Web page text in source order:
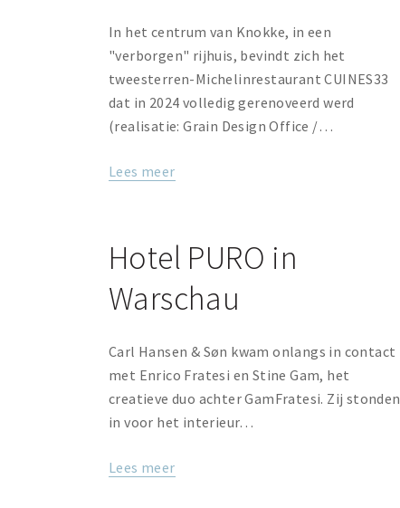
In het centrum van Knokke, in een
"verborgen" rijhuis, bevindt zich het
tweesterren-Michelinrestaurant CUINES33
dat in 2024 volledig gerenoveerd werd
(realisatie: Grain Design Office /…
Lees meer
Hotel PURO in
Warschau
Carl Hansen & Søn kwam onlangs in contact
met Enrico Fratesi en Stine Gam, het
creatieve duo achter GamFratesi. Zij stonden
in voor het interieur…
Lees meer